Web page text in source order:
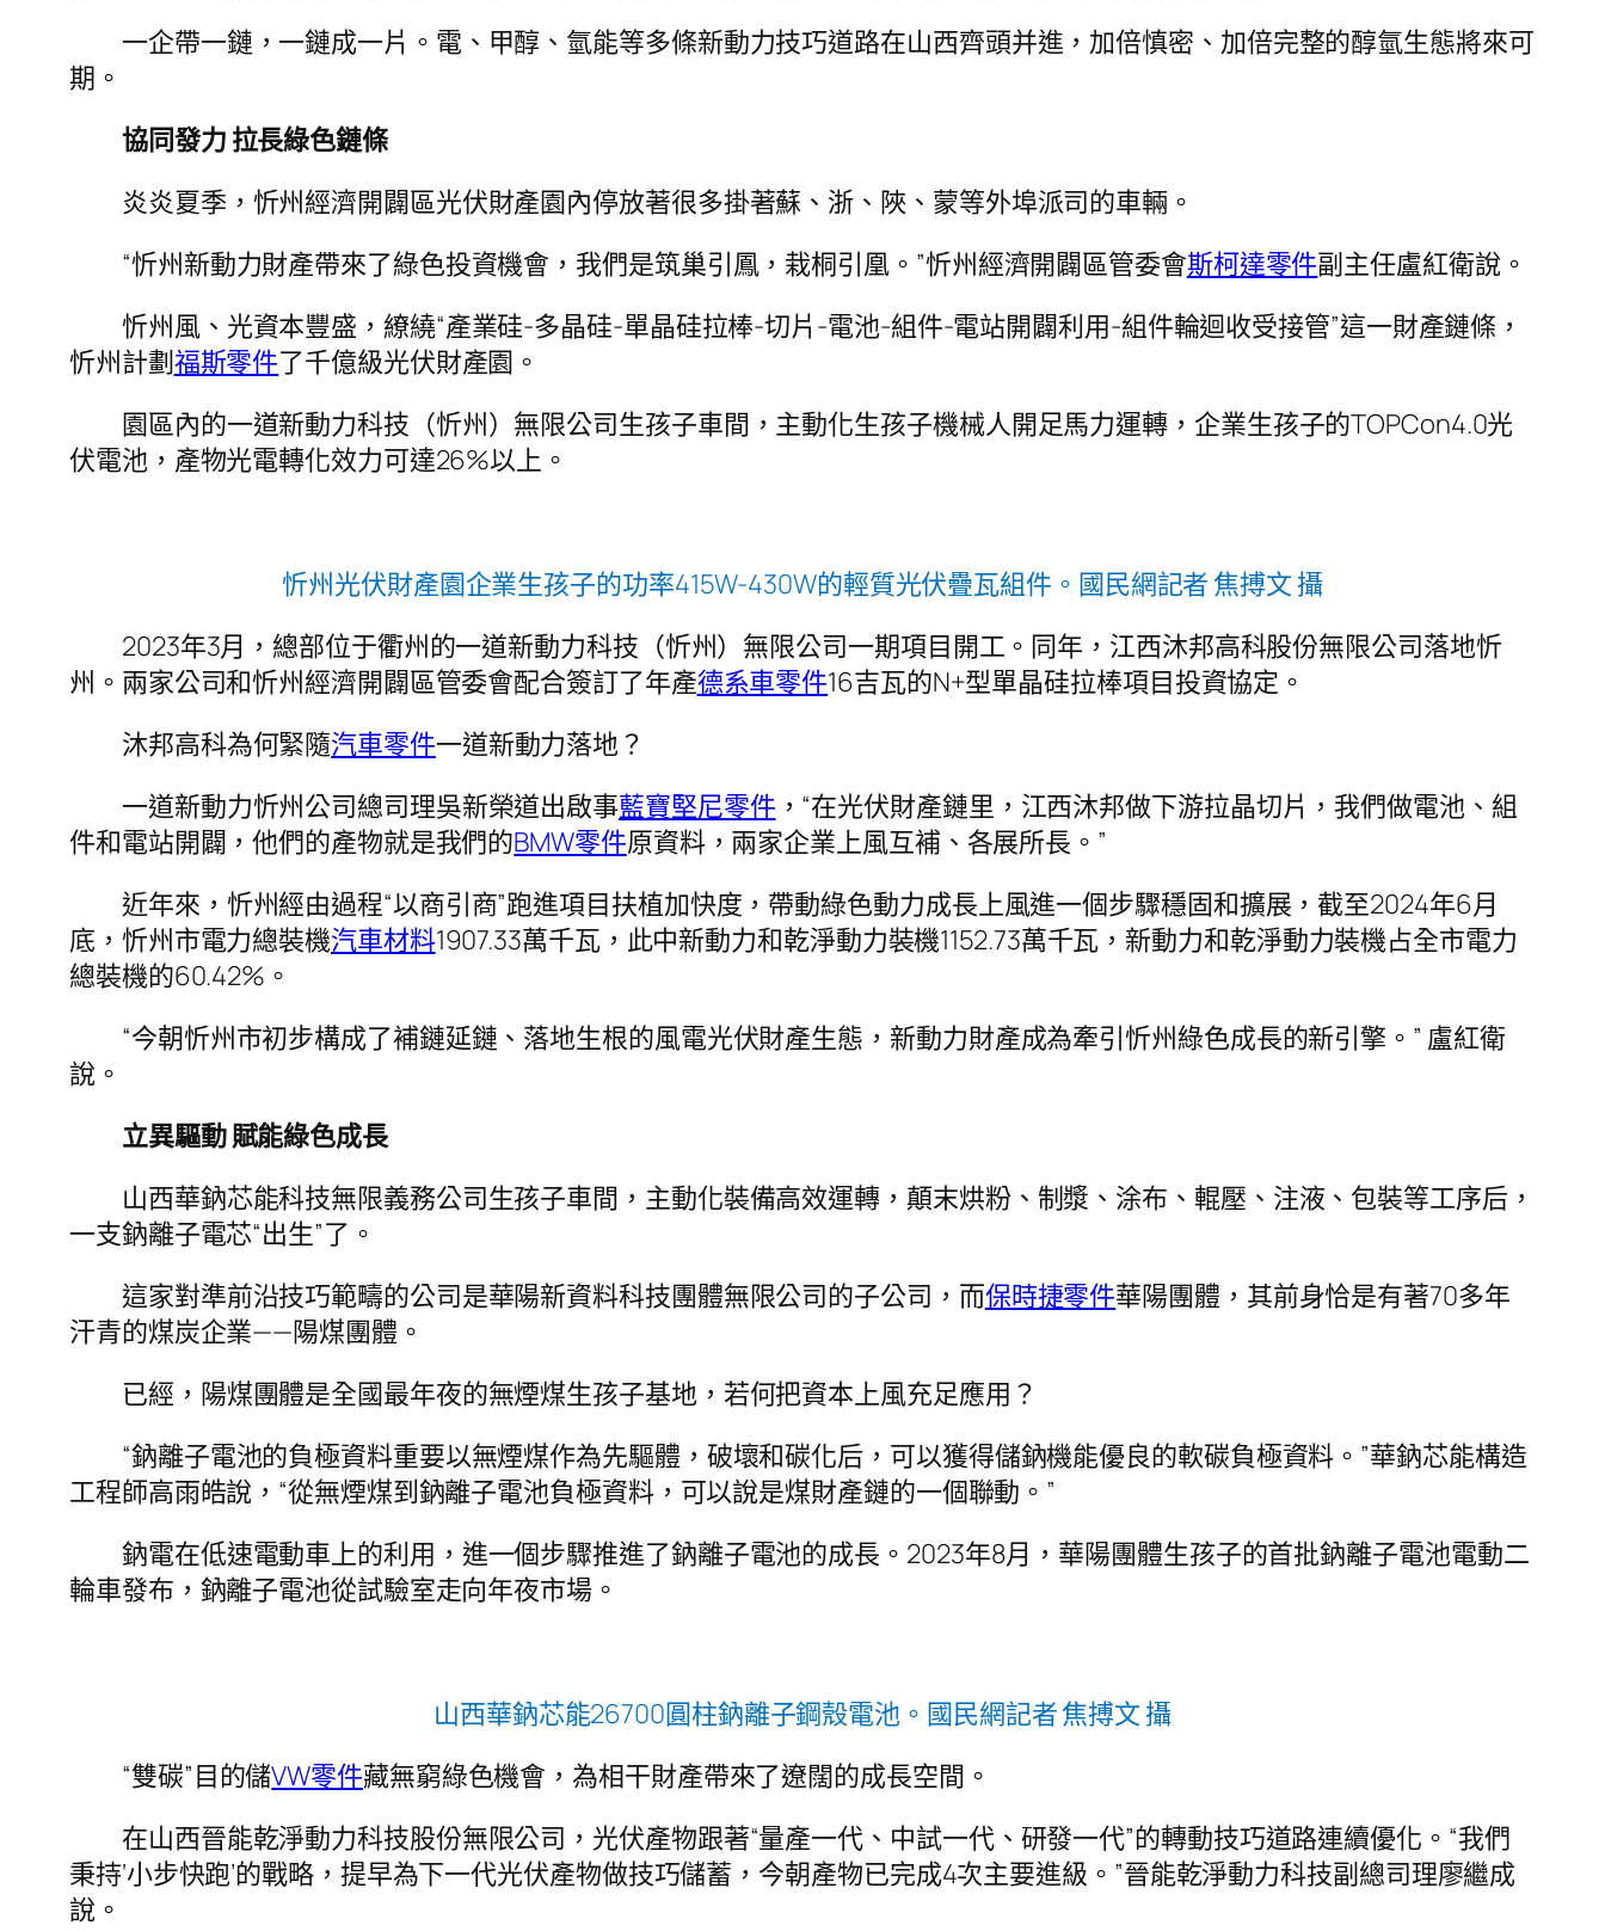
一企帶一鏈，一鏈成一片。電、甲醇、氫能等多條新動力技巧道路在山西齊頭并進，加倍慎密、加倍完整的醇氫生態將來可
期。
協同發力 拉長綠色鏈條
炎炎夏季，忻州經濟開闢區光伏財產園內停放著很多掛著蘇、浙、陜、蒙等外埠派司的車輛。
“忻州新動力財產帶來了綠色投資機會，我們是筑巢引鳳，栽桐引凰。”忻州經濟開闢區管委會斯柯達零件副主任盧紅衛說。
忻州風、光資本豐盛，繚繞“產業硅-多晶硅-單晶硅拉棒-切片-電池-組件-電站開闢利用-組件輪迴收受接管”這一財產鏈條，
忻州計劃福斯零件了千億級光伏財產園。
園區內的一道新動力科技（忻州）無限公司生孩子車間，主動化生孩子機械人開足馬力運轉，企業生孩子的TOPCon4.0光
伏電池，產物光電轉化效力可達26%以上。
忻州光伏財產園企業生孩子的功率415W-430W的輕質光伏疊瓦組件。國民網記者 焦搏文 攝
2023年3月，總部位于衢州的一道新動力科技（忻州）無限公司一期項目開工。同年，江西沐邦高科股份無限公司落地忻
州。兩家公司和忻州經濟開闢區管委會配合簽訂了年產德系車零件16吉瓦的N+型單晶硅拉棒項目投資協定。
沐邦高科為何緊隨汽車零件一道新動力落地？
一道新動力忻州公司總司理吳新榮道出啟事藍寶堅尼零件 ，“在光伏財產鏈里，江西沐邦做下游拉晶切片，我們做電池、組
件和電站開闢，他們的產物就是我們的BMW零件原資料，兩家企業上風互補、各展所長。”
近年來，忻州經由過程“以商引商”跑進項目扶植加快度，帶動綠色動力成長上風進一個步驟穩固和擴展，截至2024年6月
底，忻州市電力總裝機汽車材料1907.33萬千瓦，此中新動力和乾淨動力裝機1152.73萬千瓦，新動力和乾淨動力裝機占全市電力
總裝機的60.42%。
“今朝忻州市初步構成了補鏈延鏈、落地生根的風電光伏財產生態，新動力財產成為牽引忻州綠色成長的新引擎。” 盧紅衛
說。
立異驅動 賦能綠色成長
山西華鈉芯能科技無限義務公司生孩子車間，主動化裝備高效運轉，顛末烘粉、制漿、涂布、輥壓、注液、包裝等工序后，
一支鈉離子電芯“出生”了。
這家對準前沿技巧範疇的公司是華陽新資料科技團體無限公司的子公司，而保時捷零件華陽團體，其前身恰是有著70多年
汗青的煤炭企業——陽煤團體。
已經，陽煤團體是全國最年夜的無煙煤生孩子基地，若何把資本上風充足應用？
“鈉離子電池的負極資料重要以無煙煤作為先驅體，破壞和碳化后，可以獲得儲鈉機能優良的軟碳負極資料。”華鈉芯能構造
工程師高雨皓說，“從無煙煤到鈉離子電池負極資料，可以說是煤財產鏈的一個聯動。”
鈉電在低速電動車上的利用，進一個步驟推進了鈉離子電池的成長。2023年8月，華陽團體生孩子的首批鈉離子電池電動二
輪車發布，鈉離子電池從試驗室走向年夜市場。
山西華鈉芯能26700圓柱鈉離子鋼殼電池。國民網記者 焦搏文 攝
“雙碳”目的儲VW零件藏無窮綠色機會，為相干財產帶來了遼闊的成長空間。
在山西晉能乾淨動力科技股份無限公司，光伏產物跟著“量產一代、中試一代、研發一代”的轉動技巧道路連續優化。“我們
秉持‘小步快跑’的戰略，提早為下一代光伏產物做技巧儲蓄，今朝產物已完成4次主要進級。”晉能乾淨動力科技副總司理廖繼成
說。